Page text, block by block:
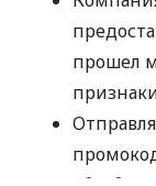
прошел